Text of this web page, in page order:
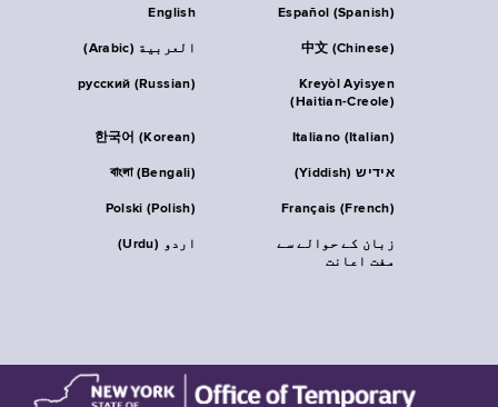
English Español (Spanish)
العربية (Arabic) 中文 (Chinese)
русский (Russian)
Kreyòl Ayisyen
(Haitian-Creole)
한국어 (Korean) Italiano (Italian)
বাংলা (Bengali) אידיש (Yiddish)
Polski (Polish) Français (French)
اردو (Urdu)
زبان کے حوالے سے
مفت اعانت